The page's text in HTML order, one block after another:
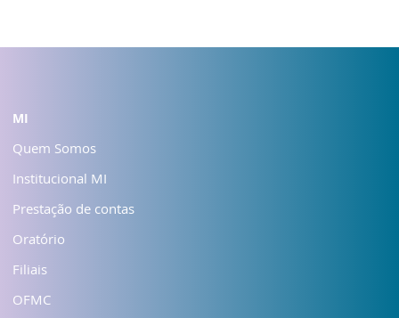
MI
Quem Somos
Institucional MI
Prestação de contas
Oratório
Filiais
OFMC